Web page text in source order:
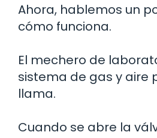
Ahora, hablemos un
cómo funciona.
El mechero de
sistema de gas y aire
llama.
Cuando se abre la